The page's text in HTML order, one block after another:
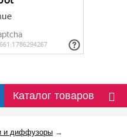
Каталог товаров
и диффузоры →